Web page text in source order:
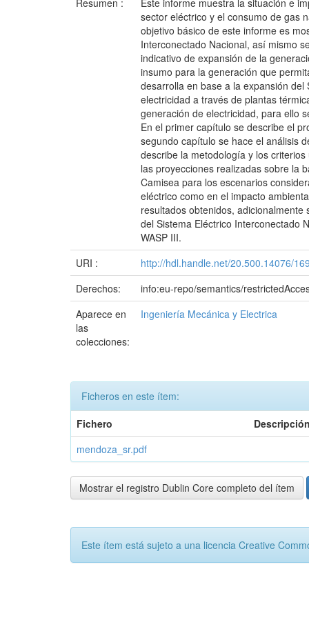
sector eléctrico y el consumo de gas
objetivo básico de este informe es
Interconectado Nacional, así mismo
indicativo de expansión de la
insumo para la generación que
desarrolla en base a la expansión
electricidad a través de plantas
generación de electricidad, para ello
En el primer capítulo se describe el
segundo capítulo se hace el análisis
describe la metodología y los
las proyecciones realizadas sobre la
Camisea para los escenarios
eléctrico como en el impacto
resultados obtenidos,
del Sistema Eléctrico Interconectado
WASP III.
URI :
http://hdl.handle.net/20.500.14076/
Derechos:
info:eu-repo/semantics/
Aparece en
las
colecciones:
Ingeniería Mecánica y Electrica
Ficheros en este ítem:
Fichero
mendoza_sr.pdf
Mostrar el registro Dublin Core completo del ítem
Este ítem está sujeto a una licencia Creative